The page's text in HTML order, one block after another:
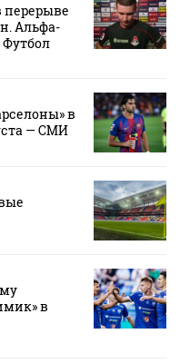
перерыве
Альфа-
в
— СМИ
в